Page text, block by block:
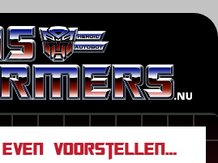
Even voorstellen…